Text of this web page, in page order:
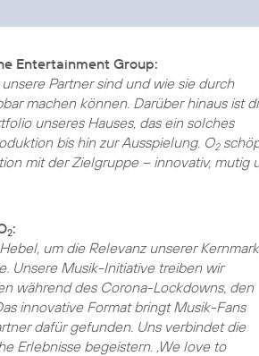
Entertainment Group:
Partner sind und wie sie durch
machen können. Darüber hinaus ist
unseres Hauses, das ein solches
bis hin zur Ausspielung. O2
mit der Zielgruppe – innovativ, mutig
2:
um die Relevanz unserer
Unsere Musik-Initiative treiben wir
während des Corona-Lockdowns, den
innovative Format bringt Musik-Fans
dafür gefunden. Uns verbindet die
Erlebnisse begeistern. ‚We love to